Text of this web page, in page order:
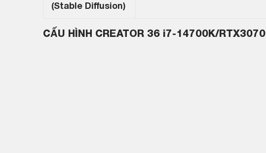
(Stable Diffusion)
CẤU HÌNH CREATOR 36 i7-14700K/RTX3070